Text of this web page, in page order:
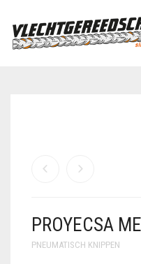
DRAADBINDER
CONTACT
PROYECSA
PNEUMATISCH KNIPPEN